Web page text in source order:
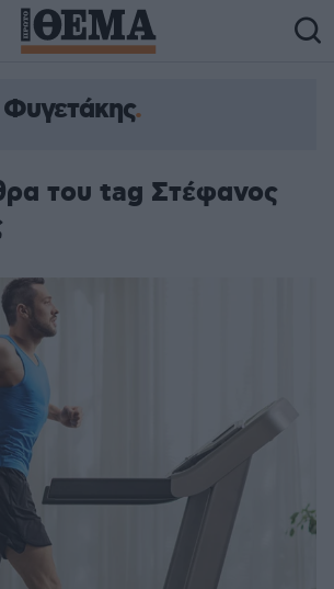
του tag Στέφανος